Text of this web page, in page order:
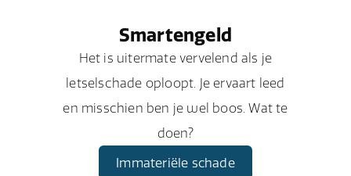
Smartengeld
Het is uitermate vervelend als je
letselschade oploopt. Je ervaart leed
en misschien ben je wel boos. Wat te
doen?
Immateriële schade